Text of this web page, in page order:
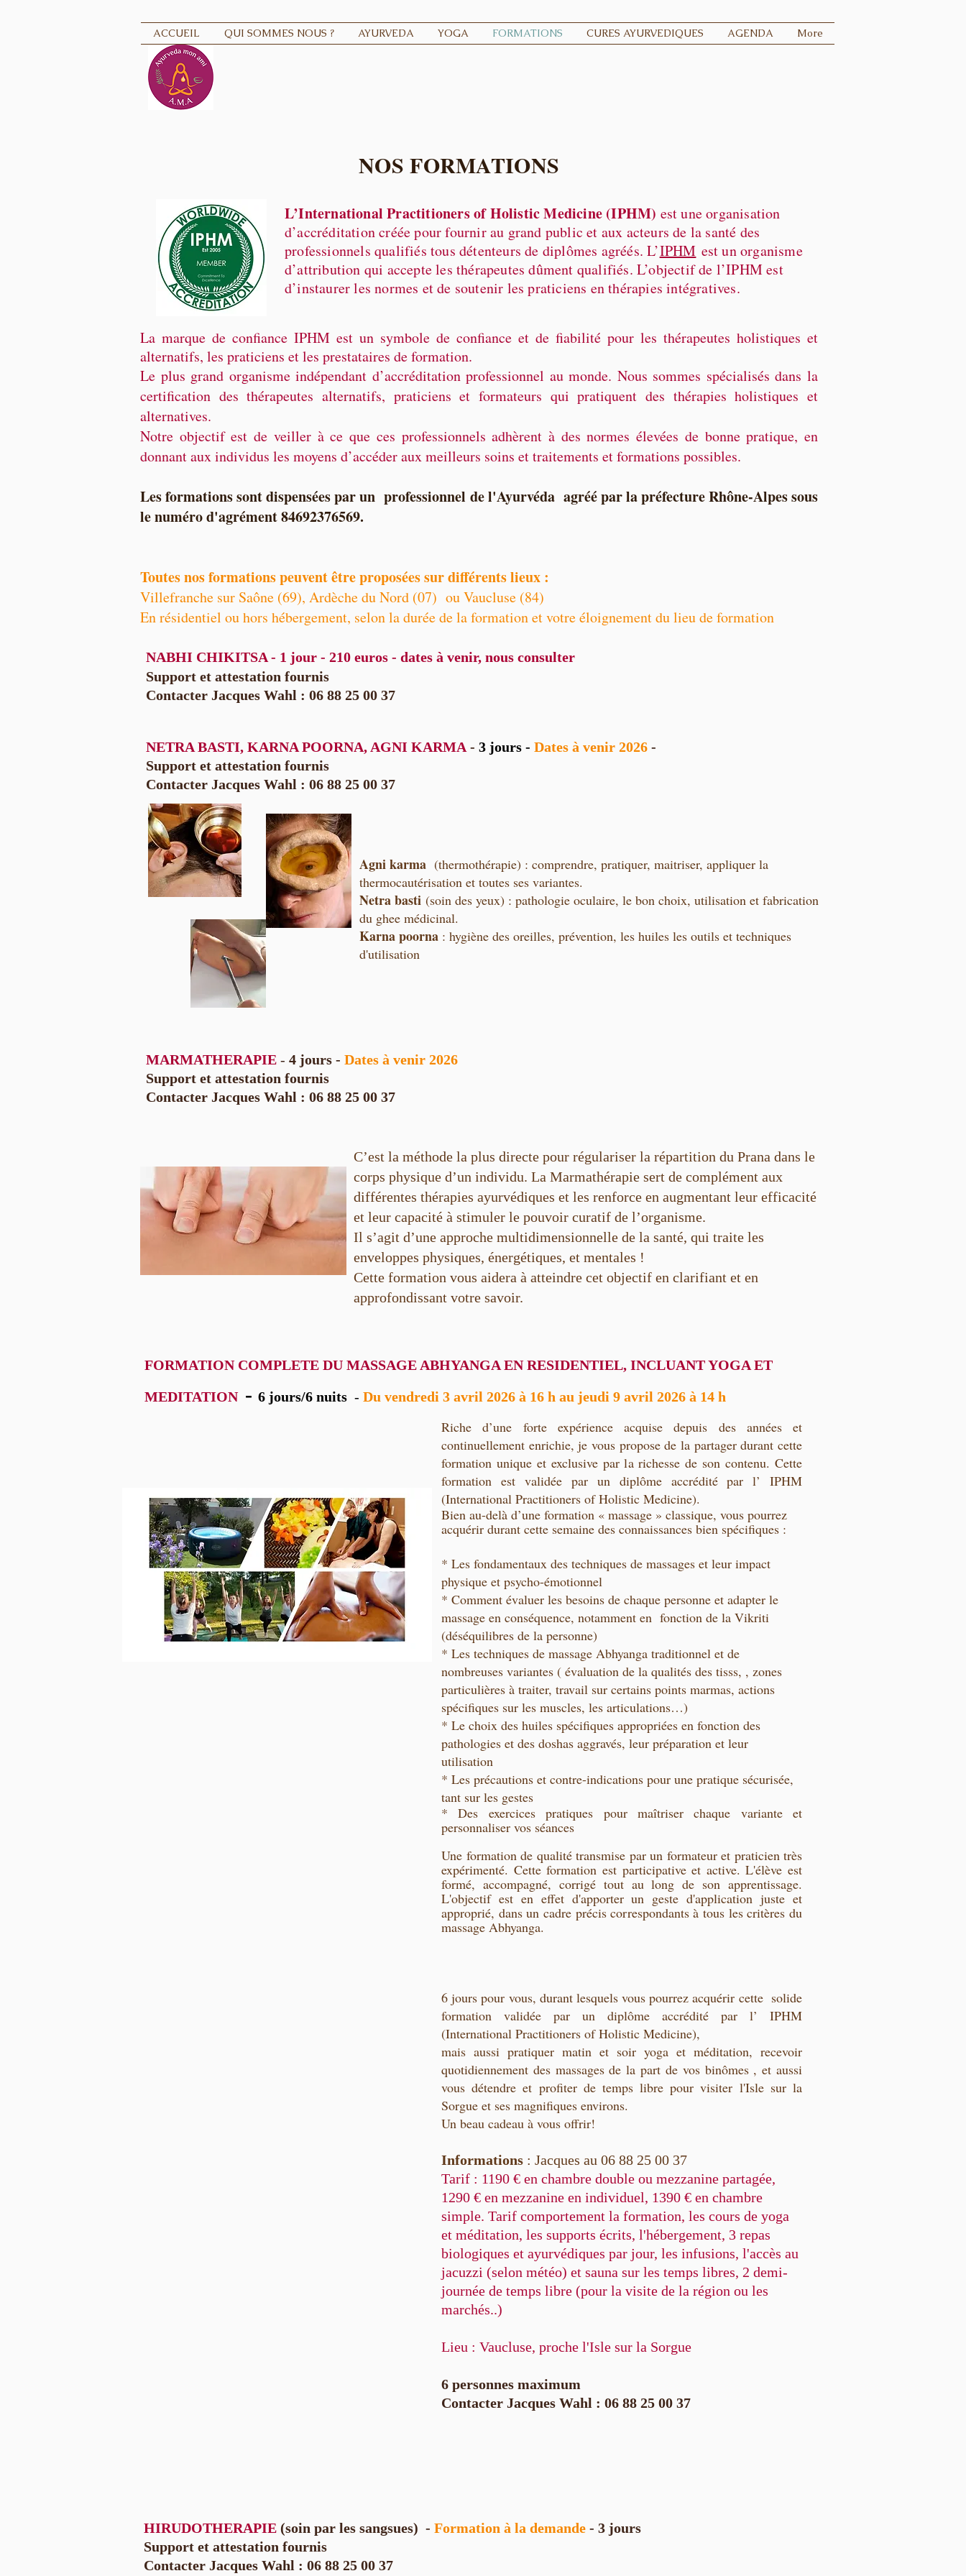
ACCUEIL QUI SOMMES NOUS ? AYURVEDA YOGA FORMATIONS CURES AYURVEDIQUES AGENDA More
NOS FORMATIONS
L’International Practitioners of Holistic Medicine (IPHM) est une organisation
d’accréditation créée pour fournir au grand public et aux acteurs de la santé des
professionnels qualifiés tous détenteurs de diplômes agréés. L’IPHM est un organisme
d’attribution qui accepte les thérapeutes dûment qualifiés. L’objectif de l’IPHM est
d’instaurer les normes et de soutenir les praticiens en thérapies intégratives.
La marque de confiance IPHM est un symbole de confiance et de fiabilité pour les thérapeutes holistiques et
alternatifs, les praticiens et les prestataires de formation.
Le plus grand organisme indépendant d’accréditation professionnel au monde. Nous sommes spécialisés dans la
certification des thérapeutes alternatifs, praticiens et formateurs qui pratiquent des thérapies holistiques et
alternatives.
Notre objectif est de veiller à ce que ces professionnels adhèrent à des normes élevées de bonne pratique, en
donnant aux individus les moyens d’accéder aux meilleurs soins et traitements et formations possibles.
Les formations sont dispensées par un professionnel de l'Ayurvéda agréé par la préfecture Rhône-Alpes sous
le numéro d'agrément 84692376569.
Toutes nos formations peuvent être proposées sur différents lieux :
Villefranche sur Saône (69), Ardèche du Nord (07) ou Vaucluse (84)
En résidentiel ou hors hébergement, selon la durée de la formation et votre éloignement du lieu de formation
NABHI CHIKITSA - 1 jour - 210 euros - dates à venir, nous consulter
Support et attestation fournis
Contacter Jacques Wahl : 06 88 25 00 37
NETRA BASTI, KARNA POORNA, AGNI KARMA - 3 jours - Dates à venir 2026 -
Support et attestation fournis
Contacter Jacques Wahl : 06 88 25 00 37
Agni karma (thermothérapie) : comprendre, pratiquer, maitriser, appliquer la
thermocautérisation et toutes ses variantes.
Netra basti (soin des yeux) : pathologie oculaire, le bon choix, utilisation et fabrication
du ghee médicinal.
Karna poorna : hygiène des oreilles, prévention, les huiles les outils et techniques
d'utilisation
MARMATHERAPIE - 4 jours - Dates à venir 2026
Support et attestation fournis
Contacter Jacques Wahl : 06 88 25 00 37
C’est la méthode la plus directe pour régulariser la répartition du Prana dans le
corps physique d’un individu. La Marmathérapie sert de complément aux
différentes thérapies ayurvédiques et les renforce en augmentant leur efficacité
et leur capacité à stimuler le pouvoir curatif de l’organisme.
Il s’agit d’une approche multidimensionnelle de la santé, qui traite les
enveloppes physiques, énergétiques, et mentales !
Cette formation vous aidera à atteindre cet objectif en clarifiant et en
approfondissant votre savoir.
FORMATION COMPLETE DU MASSAGE ABHYANGA EN RESIDENTIEL, INCLUANT YOGA ET
MEDITATION - 6 jours/6 nuits - Du vendredi 3 avril 2026 à 16 h au jeudi 9 avril 2026 à 14 h
Riche d’une forte expérience acquise depuis des années et
continuellement enrichie, je vous propose de la partager durant cette
formation unique et exclusive par la richesse de son contenu. Cette
formation est validéepar un diplôme accrédité par l’ IPHM
(International Practitioners of Holistic Medicine).
Bien au-delà d’une formation « massage » classique, vous pourrez
acquérir durant cette semaine des connaissances bien spécifiques :
* Les fondamentaux des techniques de massages et leur impact
physique et psycho-émotionnel
* Comment évaluer les besoins de chaque personne et adapter le
massage en conséquence, notamment en fonction de la Vikriti
(déséquilibres de la personne)
* Les techniques de massage Abhyanga traditionnel et de
nombreuses variantes ( évaluation de la qualités des tisss, , zones
particulières à traiter, travail sur certains points marmas, actions
spécifiques sur les muscles, les articulations…)
* Le choix des huiles spécifiques appropriées en fonction des
pathologies et des doshas aggravés, leur préparation et leur
utilisation
* Les précautions et contre-indications pour une pratique sécurisée,
tant sur les gestes
* Des exercices pratiques pour maîtriser chaque variante et
personnaliser vos séances
Une formation de qualité transmise par un formateur et praticien très
expérimenté. Cette formation est participative et active. L'élève est
formé, accompagné, corrigé tout au long de son apprentissage.
L'objectif est en effet d'apporter un geste d'application juste et
approprié, dans un cadre précis correspondants à tous les critères du
massage Abhyanga.
6 jours pour vous, durant lesquels vous pourrez acquérir cette solide
formation validée par un diplôme accrédité par l’ IPHM
(International Practitioners of Holistic Medicine),
mais aussi pratiquer matin et soir yoga et méditation, recevoir
quotidiennement des massages de la part de vos binômes , et aussi
vous détendre et profiter de temps libre pour visiter l'Isle sur la
Sorgue et ses magnifiques environs.
Un beau cadeau à vous offrir!
Informations : Jacques au 06 88 25 00 37
Tarif : 1190 € en chambre double ou mezzanine partagée,
1290 € en mezzanine en individuel, 1390 € en chambre
simple. Tarif comportement la formation, les cours de yoga
et méditation, les supports écrits, l'hébergement, 3 repas
biologiques et ayurvédiques par jour, les infusions, l'accès au
jacuzzi (selon météo) et sauna sur les temps libres, 2 demi-
journée de temps libre (pour la visite de la région ou les
marchés..)
Lieu : Vaucluse, proche l'Isle sur la Sorgue
6 personnes maximum
Contacter Jacques Wahl : 06 88 25 00 37
HIRUDOTHERAPIE (soin par les sangsues) - Formation à la demande - 3 jours
Support et attestation fournis
Contacter Jacques Wahl : 06 88 25 00 37